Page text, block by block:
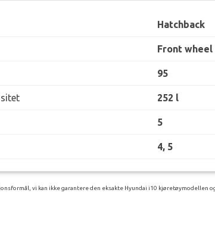
Hatchback
Front
95
252 l
5
4, 5
vi kan ikke garantere den eksakte Hyundai i10